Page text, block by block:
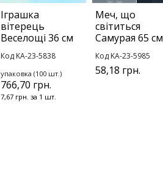
Іграшка
вітерець
Веселощі 36 см
Код KA-23-5838
упаковка (100 шт.)
766,70 грн.
7,67 грн. за 1 шт.
Меч, що
світиться
Самурая 65 см
Код KA-23-5985
58,18 грн.